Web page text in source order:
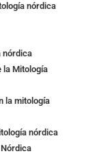
nórdica
nórdica
la Mitología
la mitología
nórdica